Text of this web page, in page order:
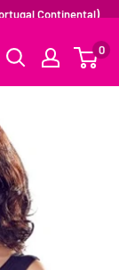
Continental)
0